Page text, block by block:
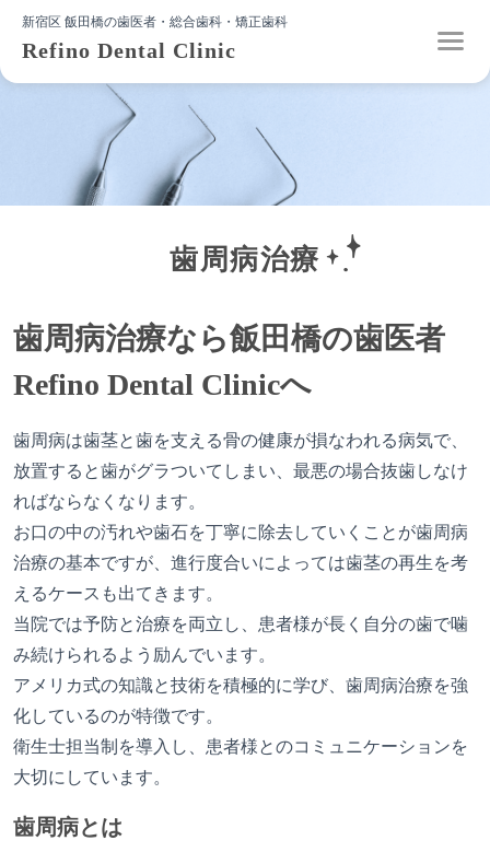
新宿区 飯田橋の歯医者・総合歯科・矯正歯科
Refino Dental Clinic
歯周病治療
歯周病治療なら飯田橋の歯医者
Refino Dental Clinicへ
歯周病は歯茎と歯を支える骨の健康が損なわれる病気で、
放置すると歯がグラついてしまい、最悪の場合抜歯しなけ
ればならなくなります。
お口の中の汚れや歯石を丁寧に除去していくことが歯周病
治療の基本ですが、進行度合いによっては歯茎の再生を考
えるケースも出てきます。
当院では予防と治療を両立し、患者様が長く自分の歯で噛
み続けられるよう励んでいます。
アメリカ式の知識と技術を積極的に学び、歯周病治療を強
化しているのが特徴です。
衛生士担当制を導入し、患者様とのコミュニケーションを
大切にしています。
歯周病とは